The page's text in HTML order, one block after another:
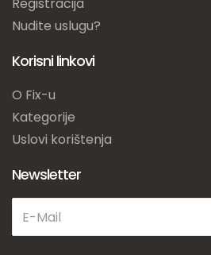
Registracija
Nudite uslugu?
Korisni linkovi
O Fix-u
Kategorije
Uslovi korištenja
Newsletter